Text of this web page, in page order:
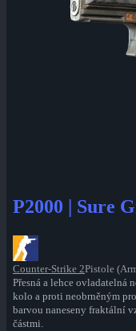
P2000 | Sure
Counter-Strike 2Pistole
Přesná a lehce ovladatelná
kolo a proti neobrněným
barvou naneseny fraktální
částmi.